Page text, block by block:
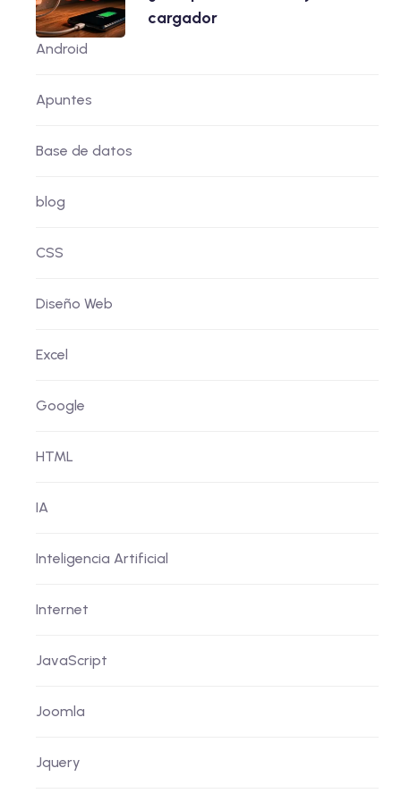
cargador
Android
Apuntes
Base de datos
blog
CSS
Diseño Web
Excel
Google
HTML
IA
Inteligencia Artificial
Internet
JavaScript
Joomla
Jquery